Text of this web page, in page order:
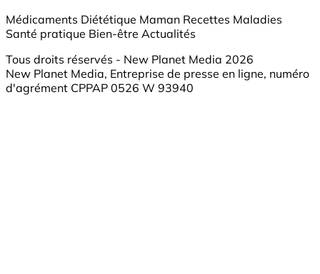
Médicaments Diététique Maman Recettes Maladies
Santé pratique Bien-être Actualités
Tous droits réservés - New Planet Media 2026
New Planet Media, Entreprise de presse en ligne, numéro
d'agrément CPPAP 0526 W 93940